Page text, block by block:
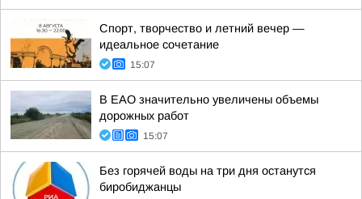
Спорт, творчество и летний вечер —
идеальное сочетание
15:07
В ЕАО значительно увеличены объемы
дорожных работ
15:07
Без горячей воды на три дня останутся
биробиджанцы